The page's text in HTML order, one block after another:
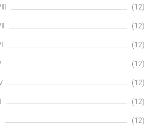
(12)
(12)
(12)
(12)
(12)
(12)
(12)